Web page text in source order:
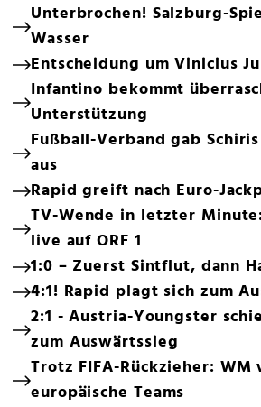
Unterbrochen! Salzburg-
Wasser
Entscheidung um Vinicius
Infantino bekommt
Unterstützung
Fußball-Verband gab
aus
Rapid greift nach Euro-
TV-Wende in letzter
live auf ORF 1
1:0 – Zuerst Sintflut, dann
4:1! Rapid plagt sich zum
2:1 - Austria-Youngster
zum Auswärtssieg
Trotz FIFA-Rückzieher:
europäische Teams